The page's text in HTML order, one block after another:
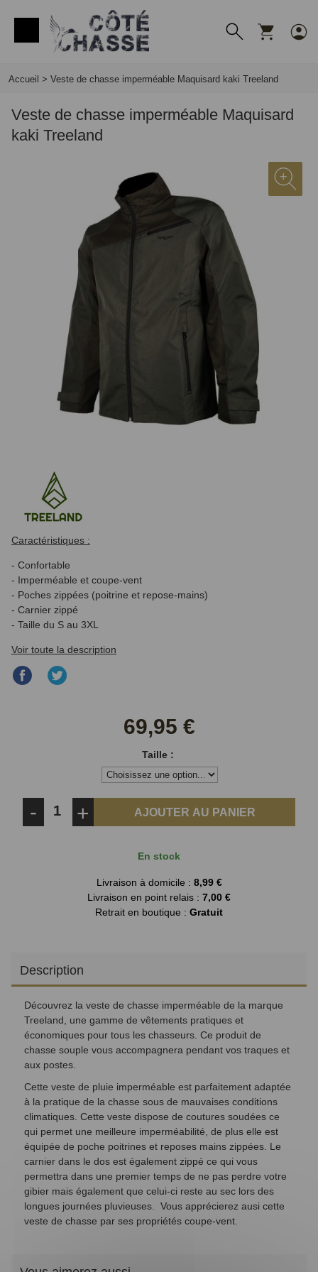
Accueil > Veste de chasse imperméable Maquisard kaki Treeland
Veste de chasse imperméable Maquisard
kaki Treeland
Caractéristiques :
- Confortable
- Imperméable et coupe-vent
- Poches zippées (poitrine et repose-mains)
- Carnier zippé
- Taille du S au 3XL
Voir toute la description
Partager
69,95 €
Taille :
- + AJOUTER AU PANIER
En stock
Livraison à domicile : 8,99 €
Livraison en point relais : 7,00 €
Retrait en boutique : Gratuit
Description
Découvrez la veste de chasse imperméable de la marque
Treeland, une gamme de vêtements pratiques et
économiques pour tous les chasseurs. Ce produit de
chasse souple vous accompagnera pendant vos traques et
aux postes.
Cette veste de pluie imperméable est parfaitement adaptée
à la pratique de la chasse sous de mauvaises conditions
climatiques. Cette veste dispose de coutures soudées ce
qui permet une meilleure imperméabilité, de plus elle est
équipée de poche poitrines et reposes mains zippées. Le
carnier dans le dos est également zippé ce qui vous
permettra dans une premier temps de ne pas perdre votre
gibier mais également que celui-ci reste au sec lors des
longues journées pluvieuses. Vous apprécierez ausi cette
veste de chasse par ses propriétés coupe-vent.